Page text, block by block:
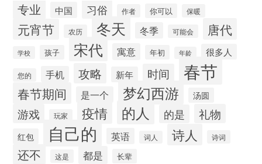
专业 中国 习俗 作者 你可以 保暖
元宵节 农历 冬天 冬季 可能会 唐代
学校 孩子 宋代 寓意 年初 年龄 很多人
您的 手机 攻略 新年 时间 春节
春节期间 是一个 梦幻西游 汤圆
游戏 玩家 疫情 的人 的是 礼物
红包 自己的 英语 词人 诗人 诗词
还不 这是 都是 长辈